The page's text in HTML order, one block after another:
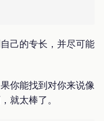
己的专长，并尽可能
你能找到对你来说像
就太棒了。